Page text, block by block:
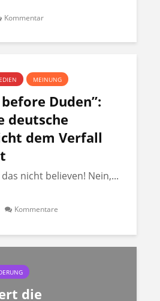
Kommentar
MEINUNG
Duden”:
deutsche
dem Verfall
nicht believen! Nein,...
Kommentare
die